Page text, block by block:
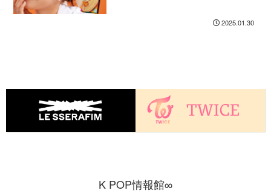
2025.01.30
K POP情報館∞